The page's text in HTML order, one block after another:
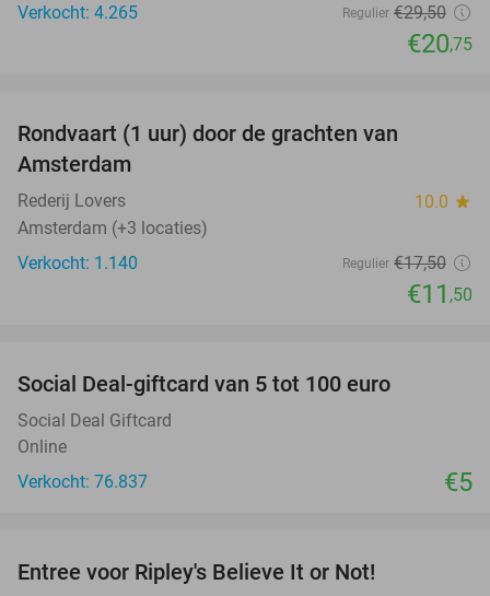
Verkocht: 4.265
Regulier €29,50
€20,75
Rondvaart (1 uur) door de grachten van
Amsterdam
Rederij Lovers 10.0 star
Amsterdam (+3 locaties)
Verkocht: 1.140
Regulier €17,50
€11 ,50
Social Deal-giftcard van 5 tot 100 euro
Social Deal Giftcard
Online
Verkocht: 76.837
€5
Entree voor Ripley's Believe It or Not!